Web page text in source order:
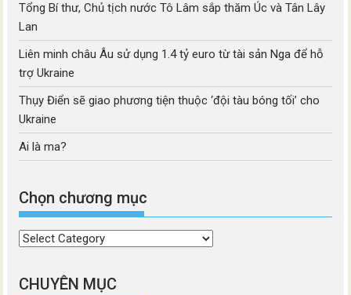
Tổng Bí thư, Chủ tịch nước Tô Lâm sắp thăm Úc và Tân Lây
Lan
Liên minh châu Âu sử dụng 1.4 tỷ euro từ tài sản Nga để hỗ
trợ Ukraine
Thụy Điển sẽ giao phương tiện thuộc ‘đội tàu bóng tối’ cho
Ukraine
Ai là ma?
Chọn chương mục
Chọn
mục
CHUYÊN MỤC